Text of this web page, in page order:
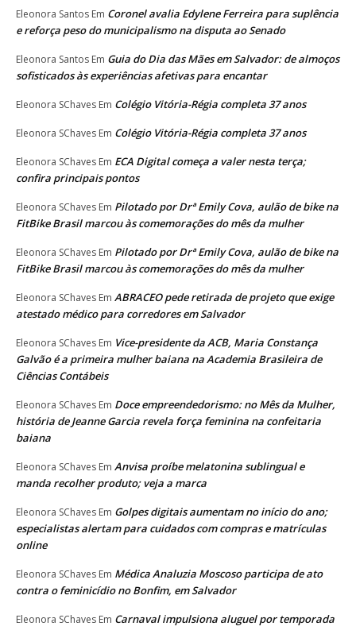
Eleonora Santos Em Coronel avalia Edylene Ferreira para suplência
e reforça peso do municipalismo na disputa ao Senado
Eleonora Santos Em Guia do Dia das Mães em Salvador: de almoços
sofisticados às experiências afetivas para encantar
Eleonora SChaves Em Colégio Vitória-Régia completa 37 anos
Eleonora SChaves Em Colégio Vitória-Régia completa 37 anos
Eleonora SChaves Em ECA Digital começa a valer nesta terça;
confira principais pontos
Eleonora SChaves Em Pilotado por Drª Emily Cova, aulão de bike na
FitBike Brasil marcou às comemorações do mês da mulher
Eleonora SChaves Em Pilotado por Drª Emily Cova, aulão de bike na
FitBike Brasil marcou às comemorações do mês da mulher
Eleonora SChaves Em ABRACEO pede retirada de projeto que exige
atestado médico para corredores em Salvador
Eleonora SChaves Em Vice-presidente da ACB, Maria Constança
Galvão é a primeira mulher baiana na Academia Brasileira de
Ciências Contábeis
Eleonora SChaves Em Doce empreendedorismo: no Mês da Mulher,
história de Jeanne Garcia revela força feminina na confeitaria
baiana
Eleonora SChaves Em Anvisa proíbe melatonina sublingual e
manda recolher produto; veja a marca
Eleonora SChaves Em Golpes digitais aumentam no início do ano;
especialistas alertam para cuidados com compras e matrículas
online
Eleonora SChaves Em Médica Analuzia Moscoso participa de ato
contra o feminicídio no Bonfim, em Salvador
Eleonora SChaves Em Carnaval impulsiona aluguel por temporada